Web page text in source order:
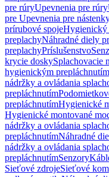
pre rúryUpevnenia pre rúry
pre Upevnenia pre
prírubové spojeHygienický
preplachyNáhradné diely
preplachyPríslušenstvo
krycie doskySplachovacie
hygienickým prepláchnutím
nádržky a ovládania
prepláchnutím
prepláchnutímHygienické
Hygienické montované
nádržky a ovládania
prepláchnutímNáhradné
nádržky a ovládania
prepláchnutímSenzory
Sieťové zdrojeSieťové